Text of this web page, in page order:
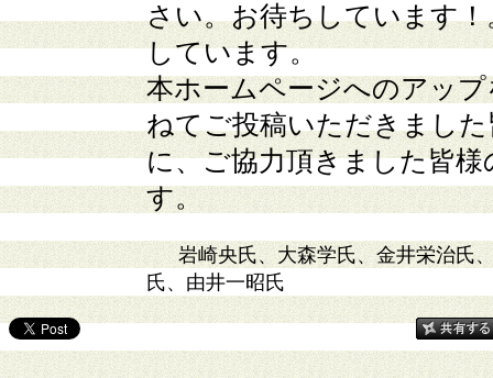
さい。お待ちしています
しています。
本ホームページへのアッ
ねてご投稿いただきまし
に、ご協力頂きました皆
す。
岩崎央氏、大森学氏、金井栄治氏
氏、由井一昭氏